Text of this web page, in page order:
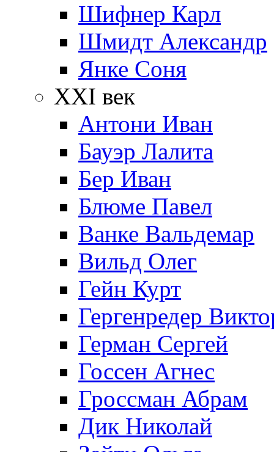
Шифнер Карл
Шмидт Александр
Янке Соня
XXI век
Антони Иван
Бауэр Лалита
Бер Иван
Блюме Павел
Ванке Вальдемар
Вильд Олег
Гейн Курт
Гергенредер
Герман Сергей
Госсен Агнес
Гроссман Абрам
Дик Николай